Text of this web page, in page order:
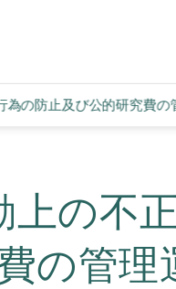
為の防止及び公的研究費の
上の不
の管理